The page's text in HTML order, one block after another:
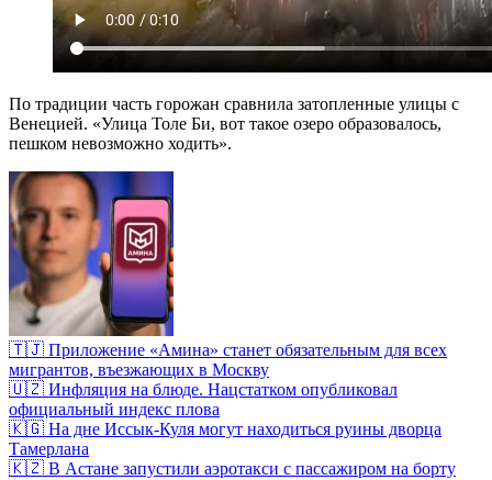
По традиции часть горожан сравнила затопленные улицы с
Венецией. «Улица Толе Би, вот такое озеро образовалось,
пешком невозможно ходить».
🇹🇯 Приложение «Амина» станет обязательным для всех
мигрантов, въезжающих в Москву
🇺🇿 Инфляция на блюде. Нацстатком опубликовал
официальный индекс плова
🇰🇬 На дне Иссык-Куля могут находиться руины дворца
Тамерлана
🇰🇿 В Астане запустили аэротакси с пассажиром на борту